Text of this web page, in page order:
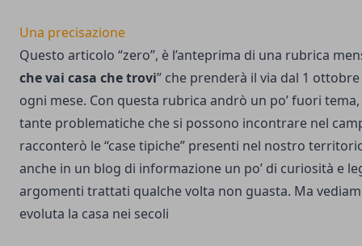
Una precisazione
Questo articolo “zero”, è l’anteprima di una rubrica
che vai casa che trovi” che prenderà il via dal 1
ogni mese. Con questa rubrica andrò un po’ fuori
tante problematiche che si possono incontrare nel
racconterò le “case tipiche” presenti nel nostro
anche in un blog di informazione un po’ di curiosità e
argomenti trattati qualche volta non guasta. Ma
evoluta la casa nei secoli